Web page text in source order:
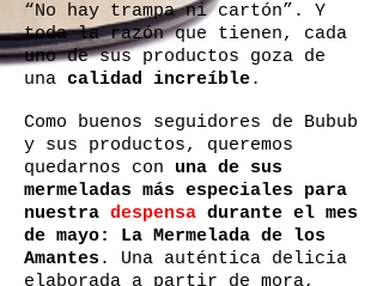
“No hay trampa ni cartón”. Y
toda la razón que tienen, cada
uno de sus productos goza de
una calidad increíble.
Como buenos seguidores de Bubub
y sus productos, queremos
quedarnos con una de sus
mermeladas más especiales para
nuestra despensa durante el mes
de mayo: La Mermelada de los
Amantes . Una auténtica delicia
elaborada a partir de mora,